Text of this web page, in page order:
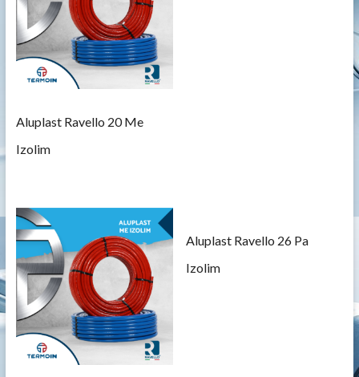
Aluplast Ravello 20 Me
Izolim
Aluplast Ravello 26 Pa
Izolim